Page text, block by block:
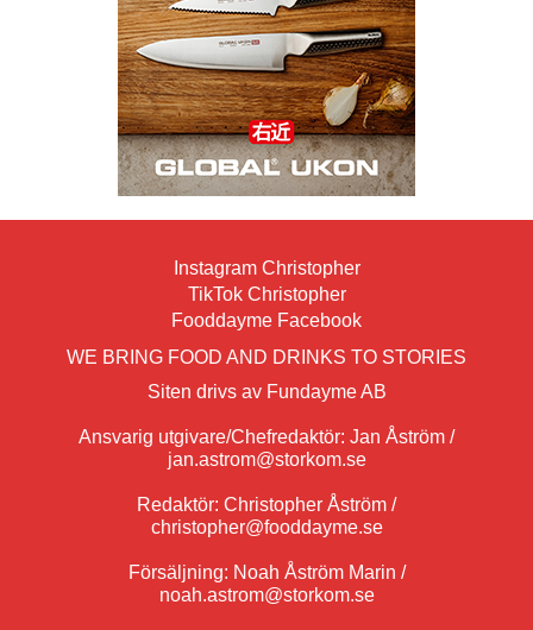
Instagram Christopher
TikTok Christopher
Fooddayme Facebook
WE BRING FOOD AND DRINKS TO STORIES
Siten drivs av Fundayme AB
Ansvarig utgivare/Chefredaktör: Jan Åström /
jan.astrom@storkom.se
Redaktör: Christopher Åström /
christopher@fooddayme.se
Försäljning: Noah Åström Marin /
noah.astrom@storkom.se